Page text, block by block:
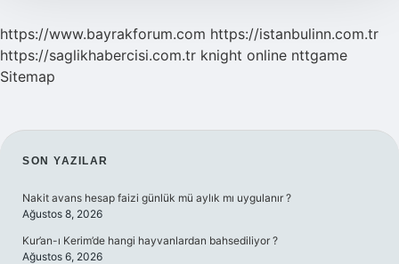
https://www.bayrakforum.com https://istanbulinn.com.tr
https://saglikhabercisi.com.tr knight online nttgame
Sitemap
SIDEBAR
SON YAZILAR
Nakit avans hesap faizi günlük mü aylık mı uygulanır ?
Ağustos 8, 2026
Kur’an-ı Kerim’de hangi hayvanlardan bahsediliyor ?
Ağustos 6, 2026